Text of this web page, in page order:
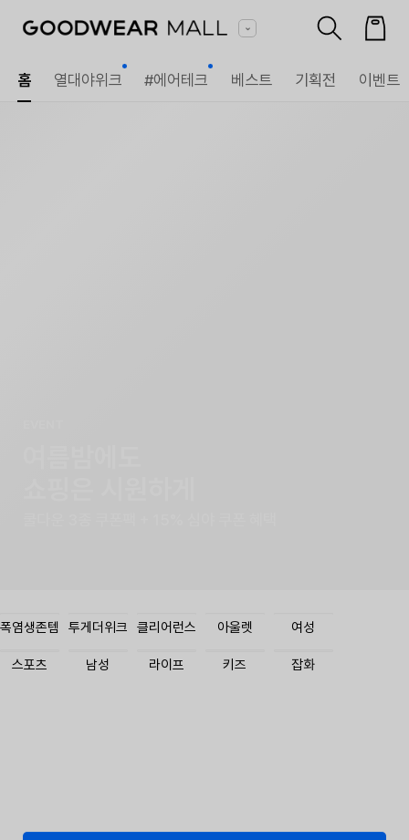
홈 열대야위크 #에어테크 베스트 기획전 이벤트
폭염생존템 투게더위크 클리어런스 아울렛 여성
스포츠 남성 라이프 키즈 잡화